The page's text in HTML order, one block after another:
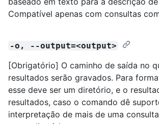
Compatível apenas com consultas
-o, --output=<output>
[Obrigatório] O caminho de saída no
resultados serão gravados. Para
esse deve ser um diretório, e o
resultados, caso o comando dê
interpretação de mais de uma